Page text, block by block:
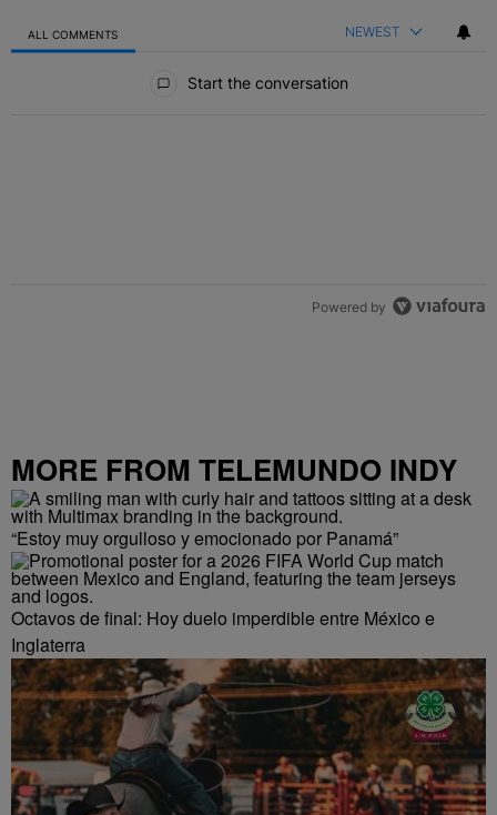
ALL COMMENTS NEWEST
Start the conversation
Powered by
MORE FROM TELEMUNDO INDY
“Estoy muy orgulloso y emocionado por Panamá”
Octavos de final: Hoy duelo imperdible entre México e
Inglaterra